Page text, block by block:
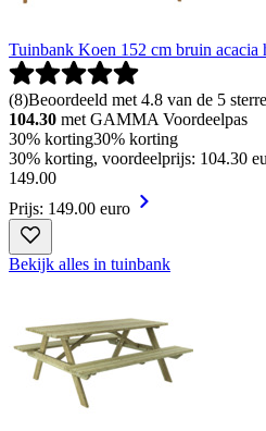
Tuinbank Koen 152 cm bruin acacia
(8)Beoordeeld met 4.8 van de 5
104.30 met GAMMA Voordeelpas
30% korting30% korting
30% korting, voordeelprijs: 104.30
149.00
Prijs: 149.00 euro
Bekijk alles in tuinbank